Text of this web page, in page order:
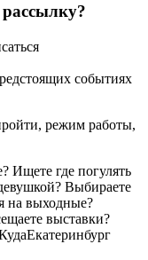
событиях
режим работы,
Ищете где погулять
Выбираете
на выходные?
выставки?